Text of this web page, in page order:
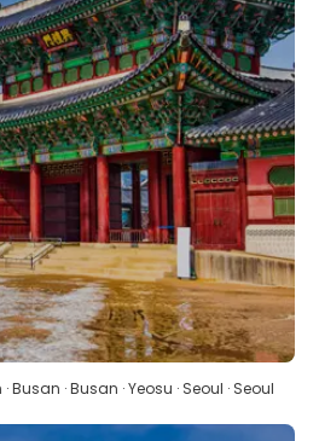
Sehen
Busan · Busan · Yeosu · Seoul · Seoul